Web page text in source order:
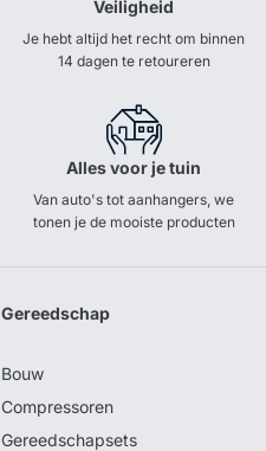
Veiligheid
Je hebt altijd het recht om binnen
14 dagen te retoureren
Alles voor je tuin
Van auto's tot aanhangers, we
tonen je de mooiste producten
Gereedschap
Bouw
Compressoren
Gereedschapsets